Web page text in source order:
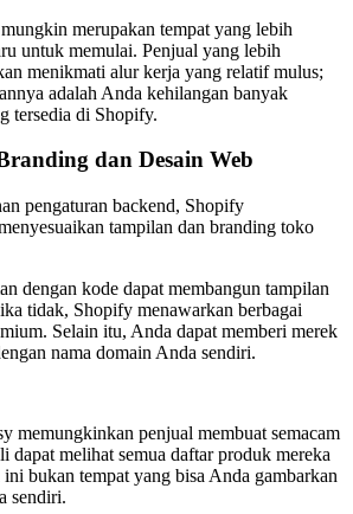
merupakan tempat yang lebih
untuk memulai. Penjual yang lebih
menikmati alur kerja yang relatif mulus;
adalah Anda kehilangan banyak
tersedia di Shopify.
dan Desain Web
pengaturan backend, Shopify
tampilan dan branding toko
dengan kode dapat membangun tampilan
tidak, Shopify menawarkan berbagai
Selain itu, Anda dapat memberi merek
nama domain Anda sendiri.
memungkinkan penjual membuat semacam
dapat melihat semua daftar produk mereka
bukan tempat yang bisa Anda gambarkan
sendiri.